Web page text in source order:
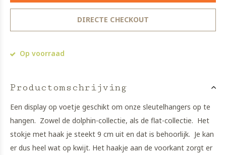
DIRECTE CHECKOUT
Op voorraad
Productomschrijving
Een display op voetje geschikt om onze sleutelhangers op te
hangen. Zowel de dolphin-collectie, als de flat-collectie. Het
stokje met haak je steekt 9 cm uit en dat is behoorlijk. Je kan
er dus heel wat op kwijt. Het haakje aan de voorkant zorgt er